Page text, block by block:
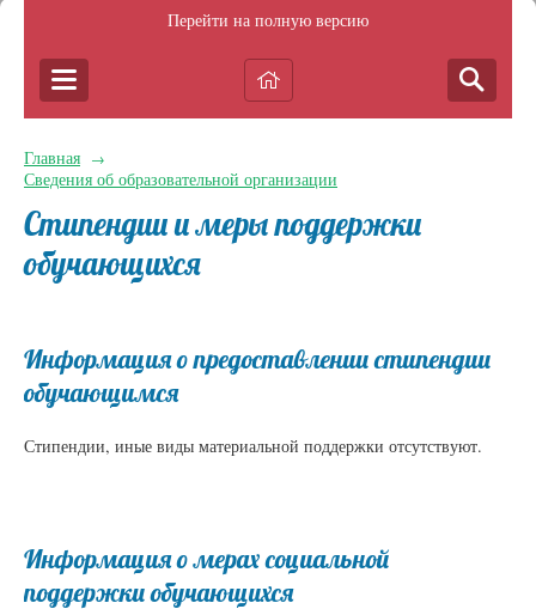
Перейти на полную версию
Главная →
Сведения об образовательной организации
Стипендии и меры поддержки
обучающихся
Информация о предоставлении стипендии
обучающимся
Стипендии, иные виды материальной поддержки отсутствуют.
Информация о мерах социальной
поддержки обучающихся